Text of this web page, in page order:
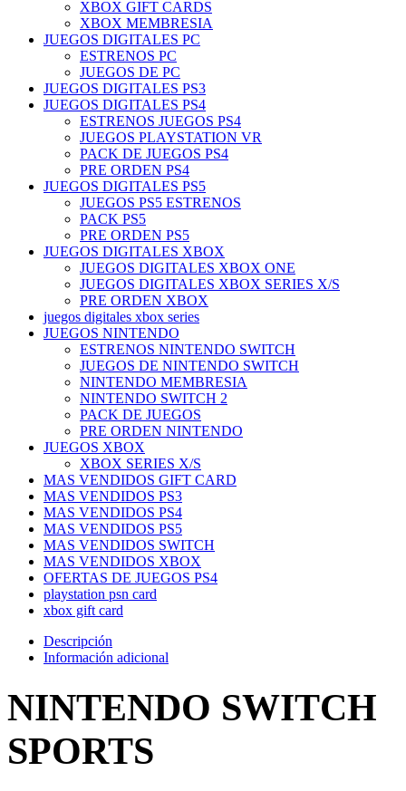
XBOX GIFT CARDS
XBOX MEMBRESIA
JUEGOS DIGITALES PC
ESTRENOS PC
JUEGOS DE PC
JUEGOS DIGITALES PS3
JUEGOS DIGITALES PS4
ESTRENOS JUEGOS PS4
JUEGOS PLAYSTATION VR
PACK DE JUEGOS PS4
PRE ORDEN PS4
JUEGOS DIGITALES PS5
JUEGOS PS5 ESTRENOS
PACK PS5
PRE ORDEN PS5
JUEGOS DIGITALES XBOX
JUEGOS DIGITALES XBOX ONE
JUEGOS DIGITALES XBOX SERIES X/S
PRE ORDEN XBOX
juegos digitales xbox series
JUEGOS NINTENDO
ESTRENOS NINTENDO SWITCH
JUEGOS DE NINTENDO SWITCH
NINTENDO MEMBRESIA
NINTENDO SWITCH 2
PACK DE JUEGOS
PRE ORDEN NINTENDO
JUEGOS XBOX
XBOX SERIES X/S
MAS VENDIDOS GIFT CARD
MAS VENDIDOS PS3
MAS VENDIDOS PS4
MAS VENDIDOS PS5
MAS VENDIDOS SWITCH
MAS VENDIDOS XBOX
OFERTAS DE JUEGOS PS4
playstation psn card
xbox gift card
Descripción
Información adicional
NINTENDO SWITCH
SPORTS